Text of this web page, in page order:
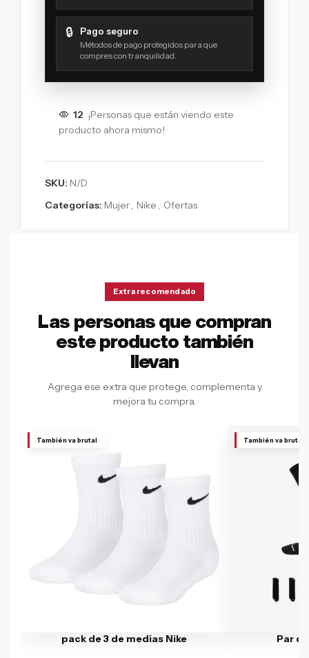
🔒 Pago seguro
Métodos de pago protegidos para que
compres con tranquilidad.
12 ¡Personas que están viendo este
producto ahora mismo!
SKU: N/D
Categorías: Mujer, Nike , Ofertas
Extra recomendado
Las personas que compran
este producto también
llevan
Agrega ese extra que protege, complementa y
mejora tu compra.
También va brutal
pack de 3 de medias Nike
También va brutal
Par